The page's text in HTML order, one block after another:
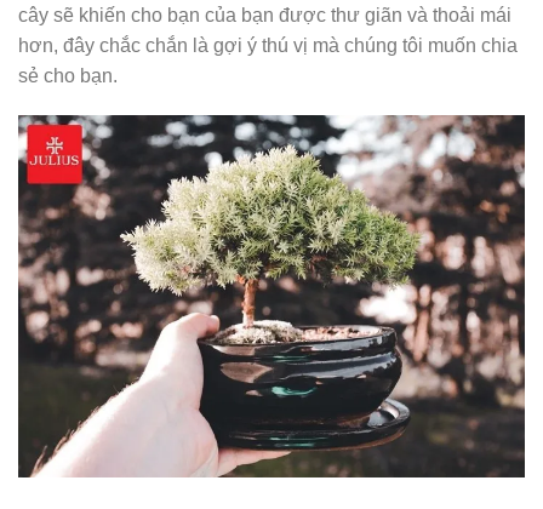
cây sẽ khiến cho bạn của bạn được thư giãn và thoải mái
hơn, đây chắc chắn là gợi ý thú vị mà chúng tôi muốn chia
sẻ cho bạn.